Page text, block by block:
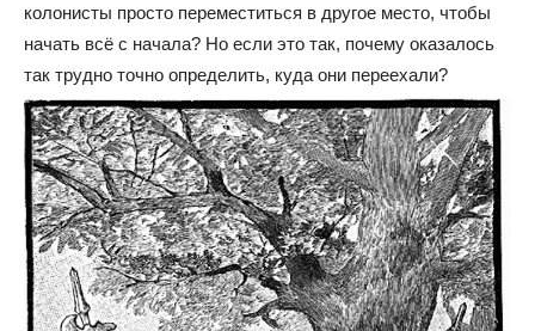
колонисты просто переместиться в другое место, чтобы
начать всё с начала? Но если это так, почему оказалось
так трудно точно определить, куда они переехали?